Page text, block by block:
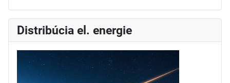
Distribúcia el. energie